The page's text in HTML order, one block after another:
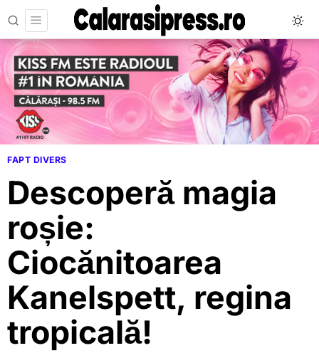
FAPT DIVERS
Descoperă magia
roșie:
Ciocănitoarea
Kanelspett, regina
tropicală!